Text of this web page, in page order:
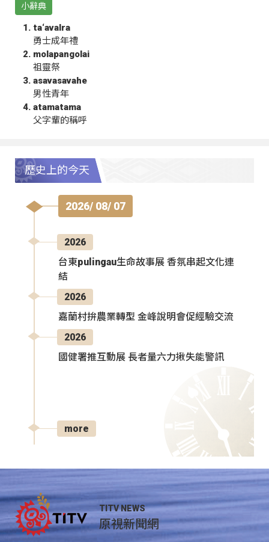
小辭典
ta‘avalra
勇士成年禮
molapangolai
祖靈祭
asavasavahe
男性青年
atamatama
父字輩的稱呼
歷史上的今天
2026/ 08/ 07
2026
台東pulingau生命故事展 香氛串起文化連
結
2026
嘉蘭村拚農業轉型 金峰說明會促經驗交流
2026
國健署推互動展 長者量六力揪失能警訊
more
TITV NEWS
原視新聞網